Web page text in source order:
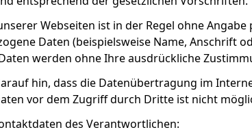
Webseiten ist in der Regel ohne
Daten (beispielsweise Name, Anschrift
werden ohne Ihre ausdrückliche
hin, dass die Datenübertragung im
vor dem Zugriff durch Dritte ist nicht
des Verantwortlichen: